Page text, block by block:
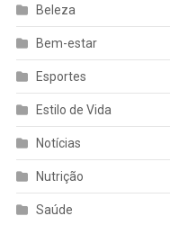
Beleza
Bem-estar
Esportes
Estilo de Vida
Notícias
Nutrição
Saúde